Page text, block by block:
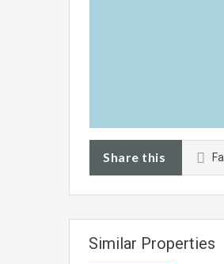
Share this
Similar Properties